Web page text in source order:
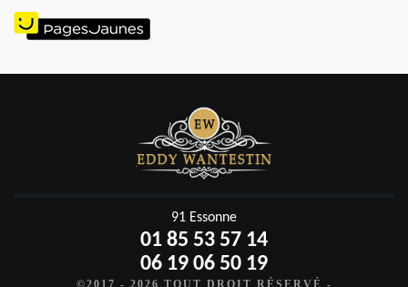
91 Essonne
01 85 53 57 14
06 19 06 50 19
©2017 - 2026 TOUT DROIT RÉSERVÉ -